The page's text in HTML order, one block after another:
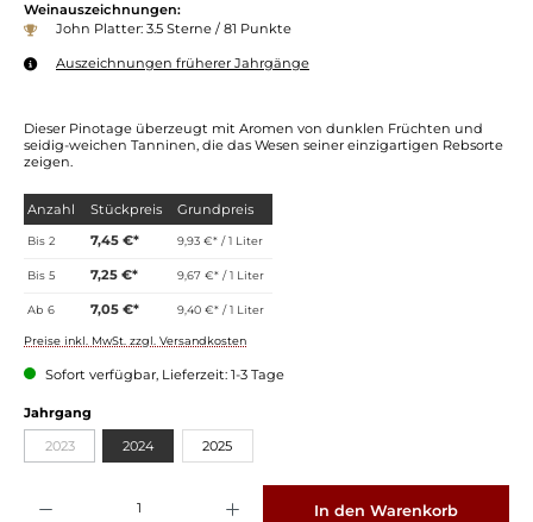
Weinauszeichnungen:
John Platter: 3.5 Sterne / 81 Punkte
Auszeichnungen früherer Jahrgänge
Dieser Pinotage überzeugt mit Aromen von dunklen Früchten und
seidig-weichen Tanninen, die das Wesen seiner einzigartigen Rebsorte
zeigen.
Anzahl Stückpreis Grundpreis
Bis2 7,45 €* 9,93 €* / 1 Liter
Bis5 7,25 €* 9,67 €* / 1 Liter
Ab6 7,05 €* 9,40 €* / 1 Liter
Preise inkl. MwSt. zzgl. Versandkosten
Sofort verfügbar, Lieferzeit: 1-3 Tage
Jahrgang
2023 2024 2025
In den Warenkorb